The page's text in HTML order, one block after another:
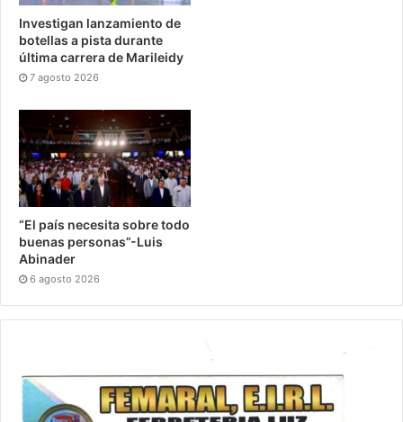
Investigan lanzamiento de
botellas a pista durante
última carrera de Marileidy
7 agosto 2026
“El país necesita sobre todo
buenas personas”-Luis
Abinader
6 agosto 2026